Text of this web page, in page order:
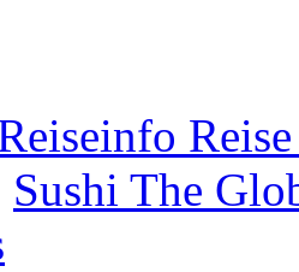
Sushi The